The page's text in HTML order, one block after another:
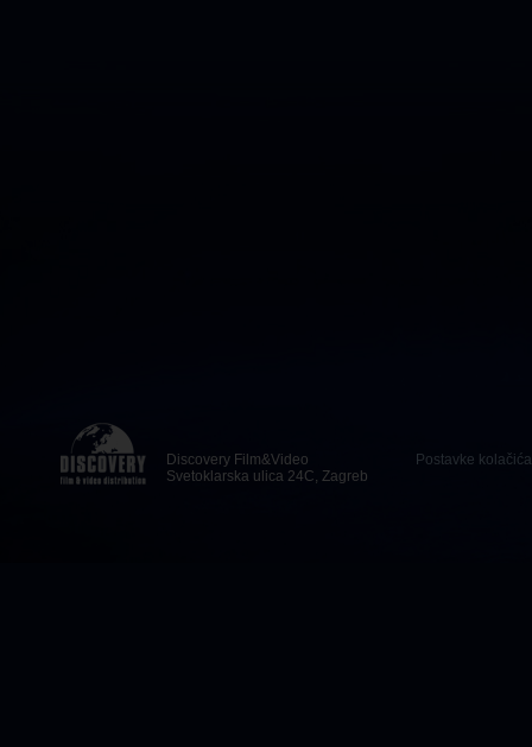
Discovery Film&Video
Svetoklarska ulica 24C, Zagreb
Postavke kolačića